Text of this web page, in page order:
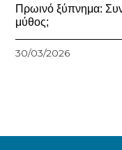
Πρωινό ξύπνημα:
μύθος;
30/03/2026